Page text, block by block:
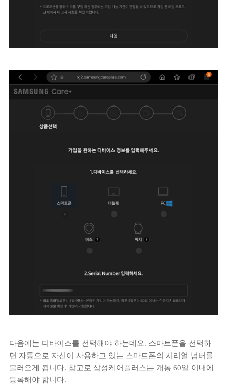
다음에는 디바이스를 선택해야 하는데요. 스마트폰을 선택하
면 자동으로 자신이 사용하고 있는 스마트폰의 시리얼 넘버를
불러오게 됩니다. 참고로 삼성케어플러스는 개통 60일 이내에
등록해야 합니다.